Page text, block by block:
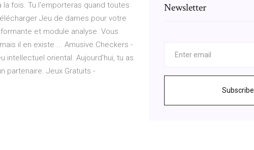
fois. Tu l'emporteras quand toutes
Jeu de dames pour votre
et module analyse. Vous
il en existe ... Amusive Checkers -
intellectuel oriental. Aujourd'hui, tu as
partenaire. Jeux Gratuits -
Newsletter
Subscribe